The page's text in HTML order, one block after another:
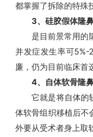
都掌握了拆除的特殊
3、硅胶假体隆
是目前景常用的隆
并发症发生率可5%-
廉，仍为目前临床首
4、自体软骨隆
它就是将自体的软
体软骨组织移植后不
外要从受术者身上取